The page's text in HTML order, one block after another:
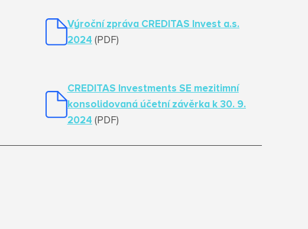
Výroční zpráva CREDITAS Invest a.s.
2024 (PDF)
CREDITAS Investments SE mezitimní
konsolidovaná účetní závěrka k 30. 9.
2024 (PDF)